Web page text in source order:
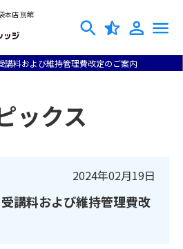
本店 別館
講料および維持管理費改定のご案内
ックス
2024年02月19日
講料および維持管理費改